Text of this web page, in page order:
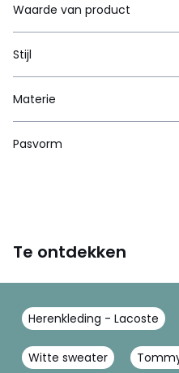
Waarde van product
Stijl
Materie
Pasvorm
Te ontdekken
Herenkleding - Lacoste
Witte sweater